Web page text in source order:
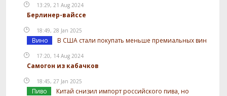
13:29, 21 Aug 2024
Берлинер-вайссе
18:49, 28 Jan 2025
Вино В США стали покупать меньше премиальных вин
17:20, 14 Aug 2024
Самогон из кабачков
18:45, 27 Jan 2025
Пиво
Китай снизил импорт российского пива, но